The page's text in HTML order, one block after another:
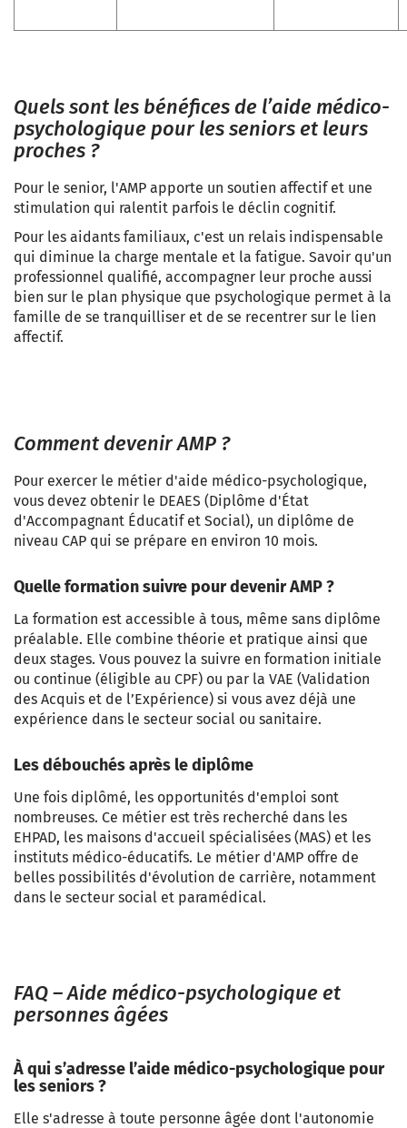
Quels sont les bénéfices de l’aide médico-
psychologique pour les seniors et leurs
proches ?
Pour le senior, l'AMP apporte un soutien affectif et une
stimulation qui ralentit parfois le déclin cognitif.
Pour les aidants familiaux, c'est un relais indispensable
qui diminue la charge mentale et la fatigue. Savoir qu'un
professionnel qualifié, accompagner leur proche aussi
bien sur le plan physique que psychologique permet à la
famille de se tranquilliser et de se recentrer sur le lien
affectif.
Comment devenir AMP ?
Pour exercer le métier d'aide médico-psychologique,
vous devez obtenir le DEAES (Diplôme d'État
d'Accompagnant Éducatif et Social), un diplôme de
niveau CAP qui se prépare en environ 10 mois.
Quelle formation suivre pour devenir AMP ?
La formation est accessible à tous, même sans diplôme
préalable. Elle combine théorie et pratique ainsi que
deux stages. Vous pouvez la suivre en formation initiale
ou continue (éligible au CPF) ou par la VAE (Validation
des Acquis et de l’Expérience) si vous avez déjà une
expérience dans le secteur social ou sanitaire.
Les débouchés après le diplôme
Une fois diplômé, les opportunités d'emploi sont
nombreuses. Ce métier est très recherché dans les
EHPAD, les maisons d'accueil spécialisées (MAS) et les
instituts médico-éducatifs. Le métier d'AMP offre de
belles possibilités d'évolution de carrière, notamment
dans le secteur social et paramédical.
FAQ – Aide médico-psychologique et
personnes âgées
À qui s’adresse l’aide médico-psychologique pour
les seniors ?
Elle s'adresse à toute personne âgée dont l'autonomie